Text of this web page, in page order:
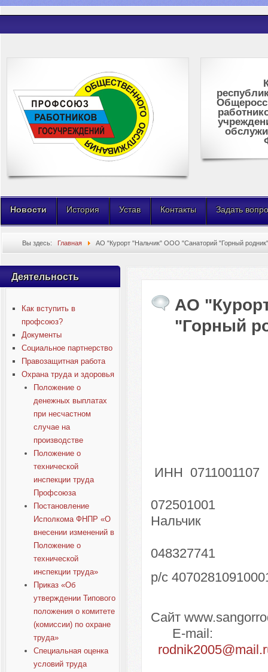
Новости История Устав Контакты Задать
Вы здесь: Главная АО "Курорт "Нальчик" ООО "Санаторий "Горный родник"
Деятельность
Как вступить в
профсоюз?
Документы
Социальное партнерство
Правозащитная работа
Охрана труда и здоровья
Положение о
денежных выплатах
при несчастном
случае на
производстве
Положение о
технической
инспекции труда
Профсоюза
Постановление
Исполкома ФНПР «О
внесении изменений в
Положение о
технической
инспекции труда»
Приказ «Об
утверждении Типового
положения о комитете
(комиссии) по охране
труда»
Специальная оценка
условий труда
АО
"Горный
ИНН 0711001107
072501001
048327741
р/с
Сайт
E-mail: